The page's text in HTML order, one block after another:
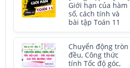
Giới hạn của hàm
số, cách tính và
bài tập Toán 11
Chuyển động tròn
đều, Công thức
tính Tốc độ góc,